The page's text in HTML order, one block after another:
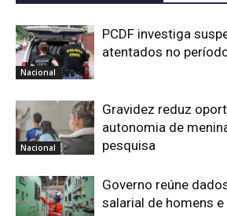
Nacional
PCDF investiga
atentados no
Nacional
Gravidez reduz
autonomia de
pesquisa
Governo reúne
salarial de homens